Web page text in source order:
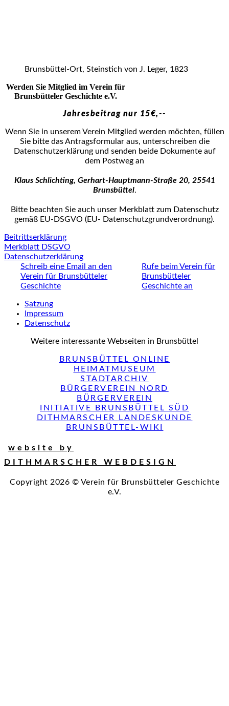
Brunsbüttel-Ort, Steinstich von J. Leger, 1823
Werden Sie Mitglied im Verein für
Brunsbütteler Geschichte e.V.
Jahresbeitrag nur 15€,--
Wenn Sie in unserem Verein Mitglied werden möchten, füllen
Sie bitte das Antrags­formular aus, unterschreiben die
Datenschutzerklärung und senden beide Dokumente auf
dem Postweg an
Klaus Schlichting, Gerhart-Hauptmann-Straße 20, 25541
Brunsbüttel.
Bitte beachten Sie auch unser Merkblatt zum Datenschutz
gemäß EU-DSGVO (EU- Datenschutz­grundverordnung).
Beitrittserklärung
Merkblatt DSGVO
Datenschutzerklärung
Schreib eine Email an den
Verein für Brunsbütteler
Geschichte
Rufe beim Verein für
Brunsbütteler
Geschichte an
Satzung
Impressum
Datenschutz
Weitere interessante Webseiten in Brunsbüttel
BRUNSBÜTTEL ONLINE
HEIMATMUSEUM
STADTARCHIV
BÜRGERVEREIN NORD
BÜRGERVEREIN
INITIATIVE BRUNSBÜTTEL SÜD
DITHMARSCHER LANDESKUNDE
BRUNSBÜTTEL-WIKI
website by
DITHMARSCHER WEBDESIGN
Copyright 2026 © Verein für Brunsbütteler Geschichte
e.V.